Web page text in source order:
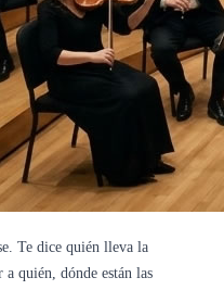
Te dice quién lleva la
a quién, dónde están las